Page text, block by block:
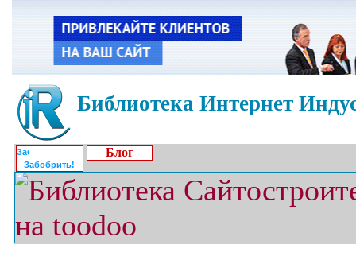
Библиотека Интернет
Забобрить!
Блог